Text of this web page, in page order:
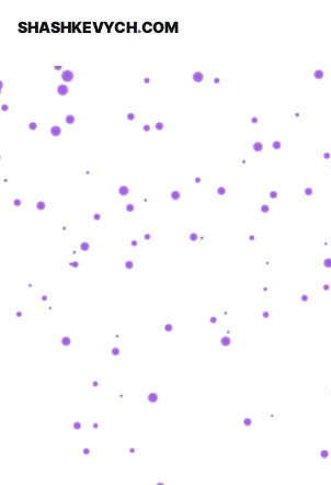
SHASHKEVYCH.COM